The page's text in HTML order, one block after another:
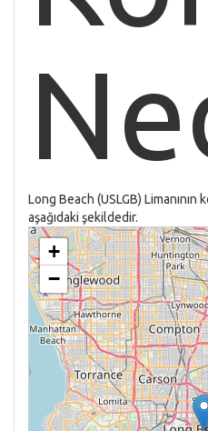
Long Beach (USLGB)
aşağıdaki şekildedir.
+
−